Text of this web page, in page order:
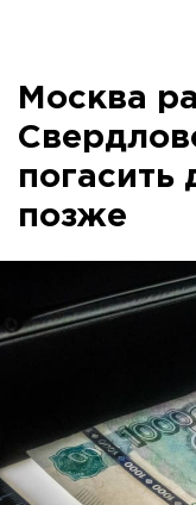
Москва
погасить
позже